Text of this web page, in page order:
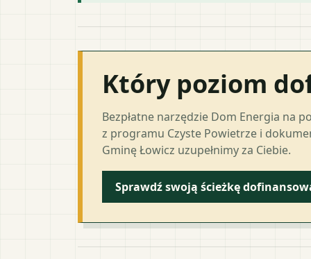
Który poziom
Bezpłatne narzędzie Dom Energia na
z programu Czyste Powietrze i
Gminę Łowicz uzupełnimy za Ciebie.
Sprawdź swoją ścieżkę